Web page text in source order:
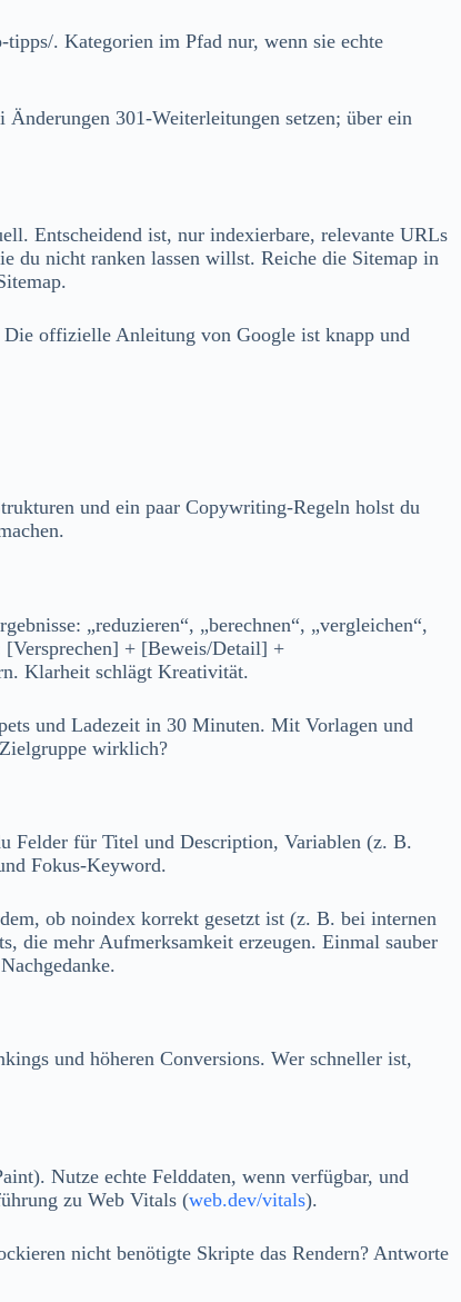
. Kategorien im Pfad nur, wenn sie echte
301‑Weiterleitungen setzen; über ein
Entscheidend ist, nur indexierbare, relevante URLs
du nicht ranken lassen willst. Reiche die Sitemap in
Die offizielle Anleitung von Google ist knapp und
und ein paar Copywriting‑Regeln holst du
„reduzieren“, „berechnen“, „vergleichen“,
+ [Beweis/Detail] +
Klarheit schlägt Kreativität.
und Ladezeit in 30 Minuten. Mit Vorlagen und
wirklich?
Felder für Titel und Description, Variablen (z. B.
Fokus‑Keyword.
ob noindex korrekt gesetzt ist (z. B. bei internen
die mehr Aufmerksamkeit erzeugen. Einmal sauber
und höheren Conversions. Wer schneller ist,
Nutze echte Felddaten, wenn verfügbar, und
zu Web Vitals (web.dev/vitals).
nicht benötigte Skripte das Rendern? Antworte